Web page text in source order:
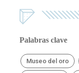
Palabras clave
Museo del oro